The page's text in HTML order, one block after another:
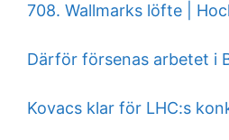
708. Wallmarks löfte |
Därför försenas arbetet i
Kovacs klar för LHC:s